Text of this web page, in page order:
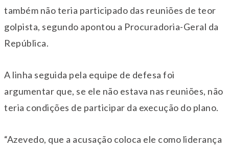
também não teria participado das reuniões de teor
golpista, segundo apontou a Procuradoria-Geral da
República.
A linha seguida pela equipe de defesa foi
argumentar que, se ele não estava nas reuniões, não
teria condições de participar da execução do plano.
“Azevedo, que a acusação coloca ele como liderança